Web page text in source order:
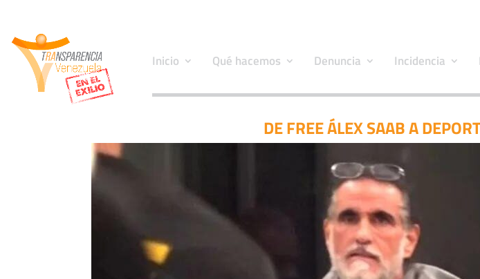
Inicio Qué hacemos Denuncia Incidencia
DE FREE ÁLEX SAAB A